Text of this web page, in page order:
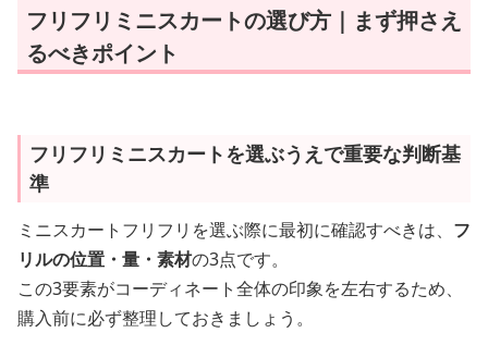
フリフリミニスカートの選び方｜まず押さえ
るべきポイント
フリフリミニスカートを選ぶうえで重要な判断基
準
ミニスカートフリフリを選ぶ際に最初に確認すべきは、 フ
リルの位置・量・素材の3点です。
この3要素がコーディネート全体の印象を左右するため、
購入前に必ず整理しておきましょう。